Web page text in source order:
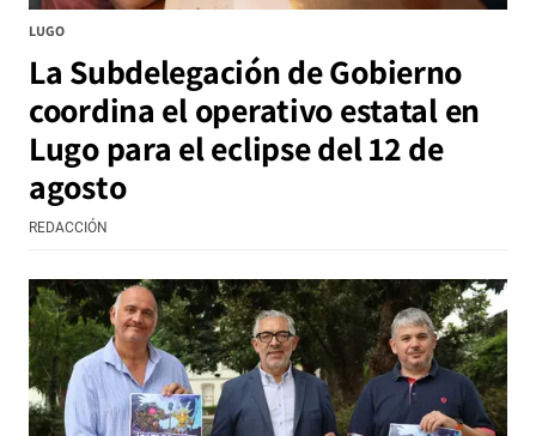
LUGO
La Subdelegación de Gobierno
coordina el operativo estatal en
Lugo para el eclipse del 12 de
agosto
REDACCIÓN